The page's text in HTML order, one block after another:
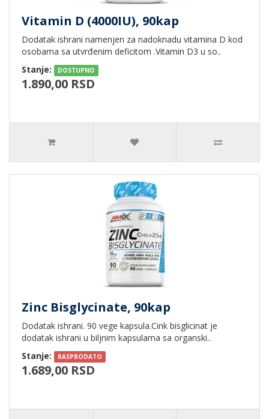
Vitamin D (4000IU), 90kap
Dodatak ishrani namenjen za nadoknadu vitamina D kod
osobama sa utvrđenim deficitom .Vitamin D3 u so..
Stanje:
DOSTUPNO
1.890,00 RSD
Zinc Bisglycinate, 90kap
Dodatak ishrani. 90 vege kapsula.Cink bisglicinat je
dodatak ishrani u biljnim kapsulama sa organski..
Stanje:
RASPRODATO
1.689,00 RSD